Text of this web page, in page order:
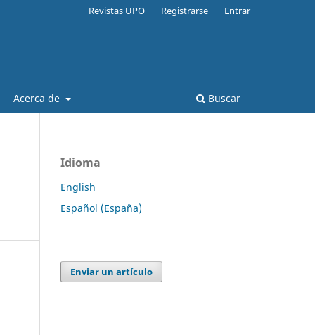
Acerca de Buscar
Revistas UPO Registrarse Entrar
Idioma
English
Español (España)
Enviar un artículo